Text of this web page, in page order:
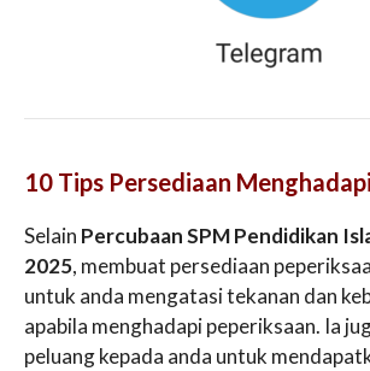
10 Tips Persediaan
Selain Percubaan SPM Pendidikan
2025, membuat persediaan
untuk anda mengatasi tekanan dan
apabila menghadapi peperiksaan. Ia
peluang kepada anda untuk